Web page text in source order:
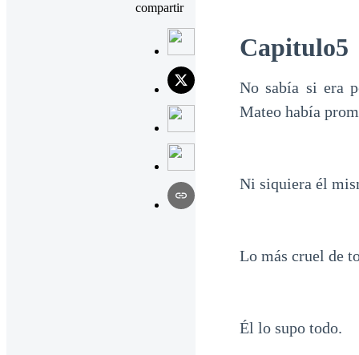
compartir
Capitulo5
No sabía si era
Mateo había
Ni siquiera él
Lo más cruel de
Él lo supo todo.